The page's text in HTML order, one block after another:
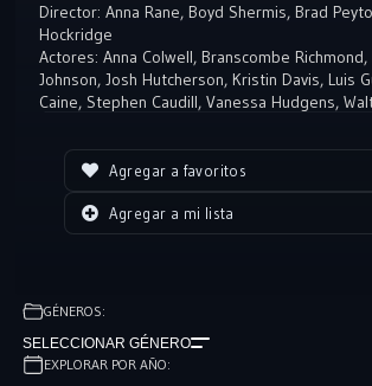
temperamental hija. Secuela de “Viaje al centro
Director: Anna Rane, Boyd Shermis, Brad
Hockridge
Actores: Anna Colwell, Branscombe Richmond,
Johnson, Josh Hutcherson, Kristin Davis, Luis
Caine, Stephen Caudill, Vanessa Hudgens,
Agregar a favoritos
Agregar a mi lista
GÉNEROS:
SELECCIONAR GÉNERO
EXPLORAR POR AÑO: